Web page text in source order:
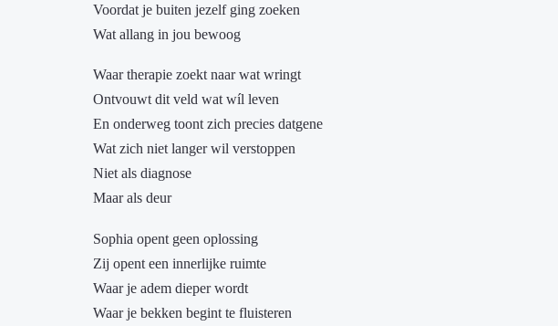
Voordat je buiten jezelf ging zoeken
Wat allang in jou bewoog
Waar therapie zoekt naar wat wringt
Ontvouwt dit veld wat wíl leven
En onderweg toont zich precies datgene
Wat zich niet langer wil verstoppen
Niet als diagnose
Maar als deur
Sophia opent geen oplossing
Zij opent een innerlijke ruimte
Waar je adem dieper wordt
Waar je bekken begint te fluisteren